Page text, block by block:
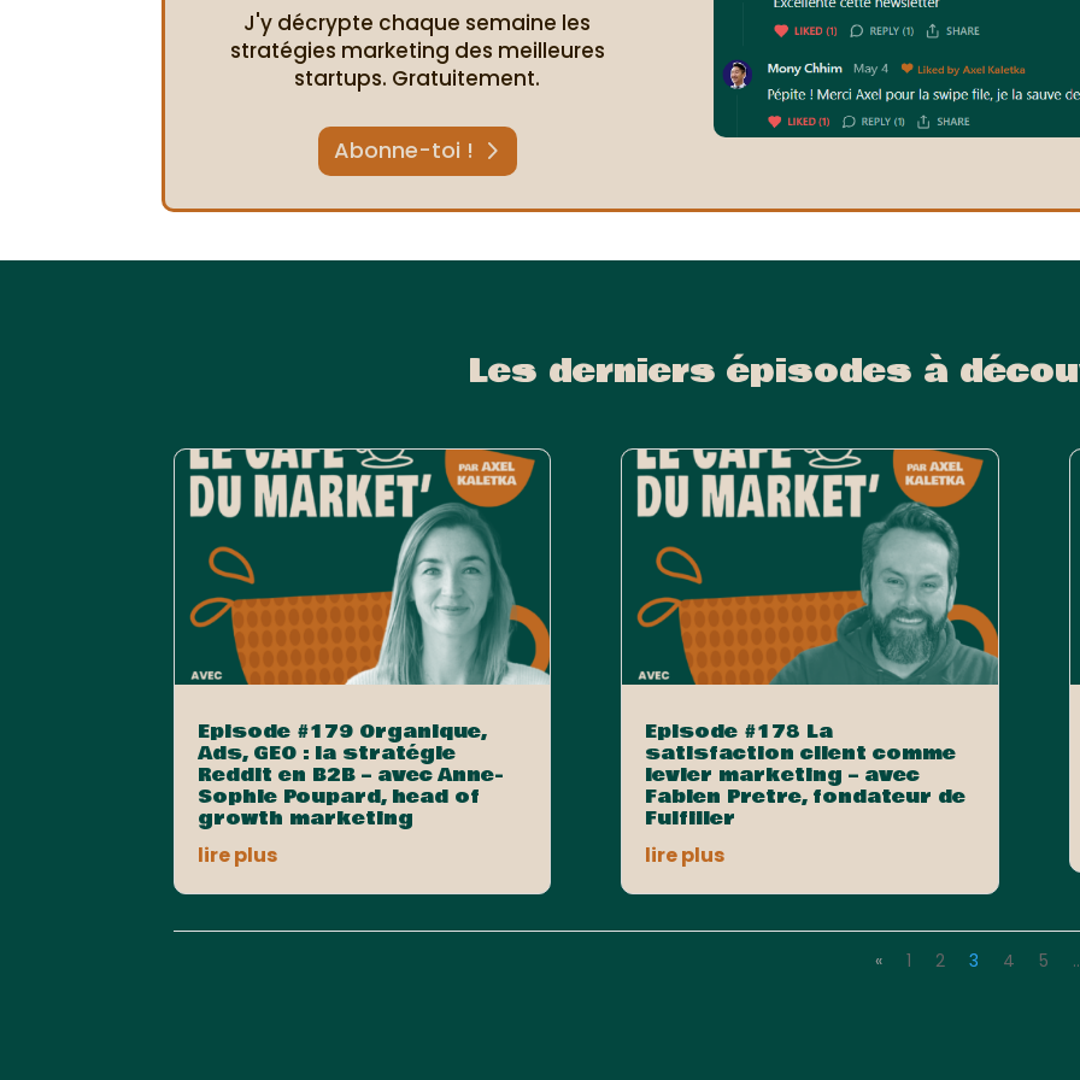
J'y décrypte chaque semaine les
stratégies marketing des meilleures
startups. Gratuitement.
Abonne-toi !
Les derniers épisodes à
Episode #179 Organique,
Ads, GEO : la stratégie
Reddit en B2B – avec Anne-
Sophie Poupard, head of
growth marketing
lire plus
Episode #178 La
satisfaction client comme
levier marketing – avec
Fabien Pretre, fondateur de
Fulfiller
lire plus
« 1 2 3 4 5